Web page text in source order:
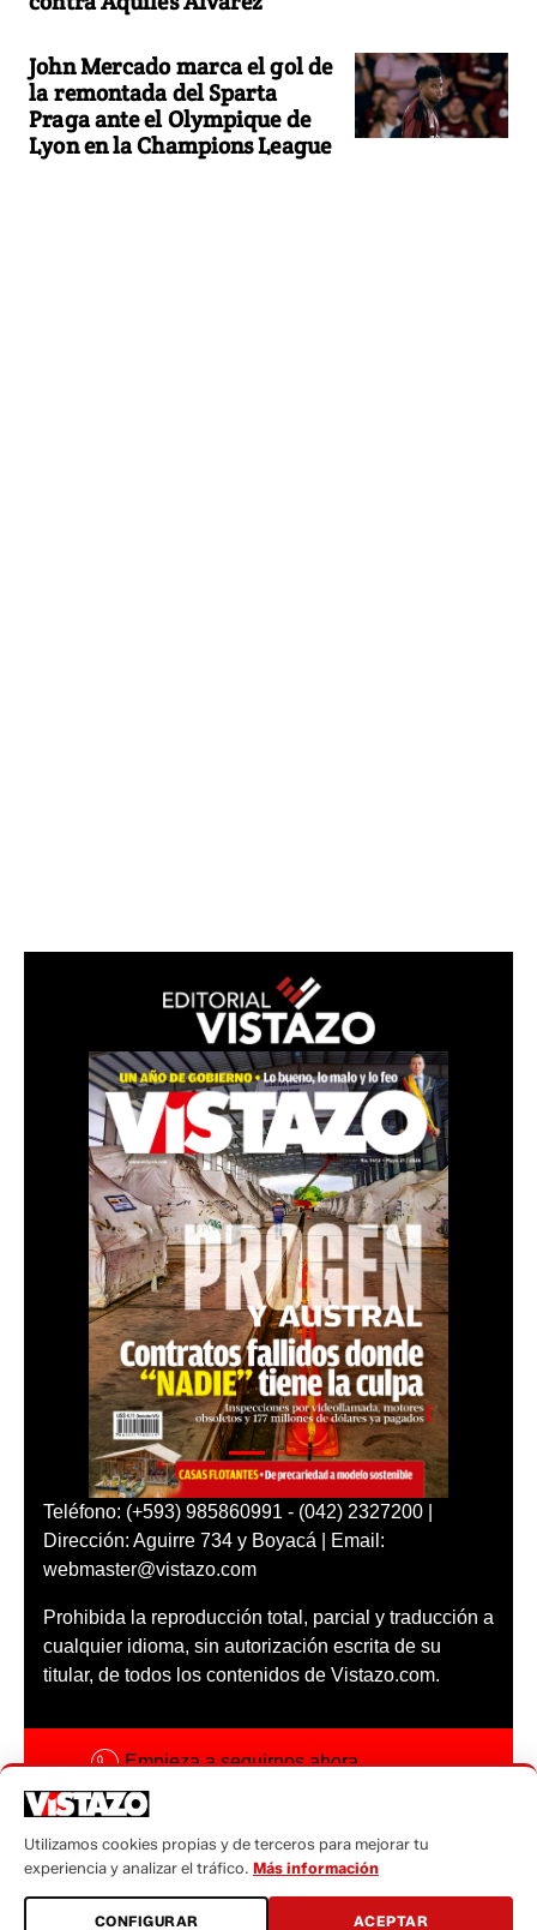
John Mercado marca el gol de
la remontada del Sparta
Praga ante el Olympique de
Lyon en la Champions League
Teléfono: (+593) 985860991 - (042) 2327200 |
Dirección: Aguirre 734 y Boyacá | Email:
webmaster@vistazo.com
Prohibida la reproducción total, parcial y traducción a
cualquier idioma, sin autorización escrita de su
titular, de todos los contenidos de Vistazo.com.
Empieza a seguirnos ahora
Código ética
Sugerencias a:
sugerencias@vistazo.com
Utilizamos cookies propias y de terceros para mejorar tu
experiencia y analizar el tráfico. Más información
CONFIGURAR ACEPTAR